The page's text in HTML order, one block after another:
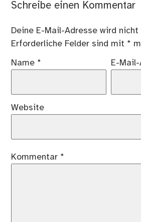
Schreibe einen Kommentar
Deine E-Mail-Adresse wird
Erforderliche Felder sind mit *
Name * E-
Website
Kommentar *